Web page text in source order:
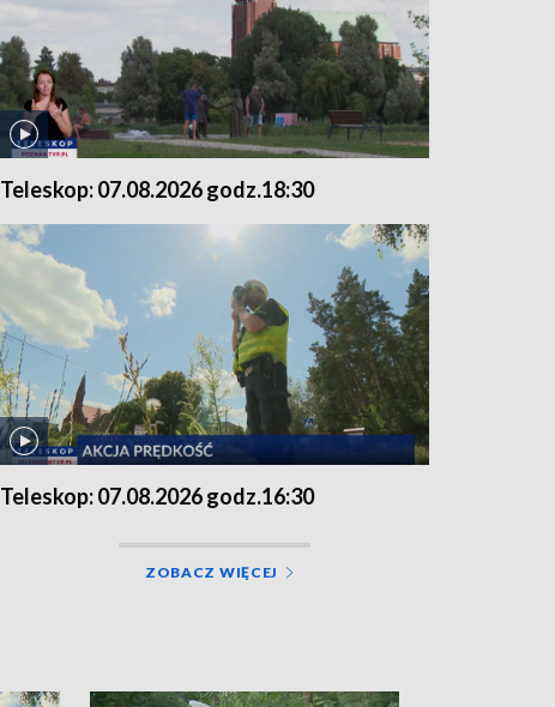
Teleskop: 07.08.2026 godz.18:30
Teleskop: 07.08.2026 godz.16:30
ZOBACZ WIĘCEJ